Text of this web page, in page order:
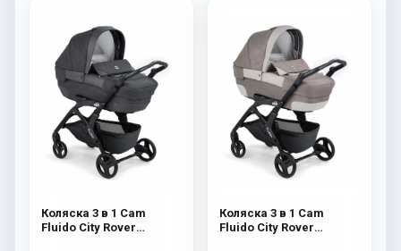
Коляска 3 в 1 Cam
Fluido City Rover
Коляска 3 в 1 Cam
Fluido City Rover